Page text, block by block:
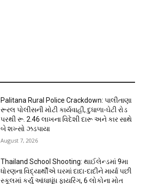
Palitana Rural Police Crackdown: પાલીતાણા
રૂરલ પોલીસની મોટી કાર્યવાહી, દુધાળા-ઘેટી રોડ
પરથી રૂ. 2.46 લાખના વિદેશી દારૂ અને કાર સાથે
બે શખ્સો ઝડપાયા
August 7, 2026
Thailand School Shooting: થાઈલેન્ડમાં 9મા
ધોરણના વિદ્યાર્થીએ ઘરમાં દાદા-દાદીને માર્યા પછી
સ્કૂલમાં કર્યું આંધાધૂંધ ફાયરિંગ, 6 લોકોના મોત